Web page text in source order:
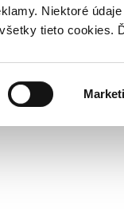
Niektoré
tieto cookies.